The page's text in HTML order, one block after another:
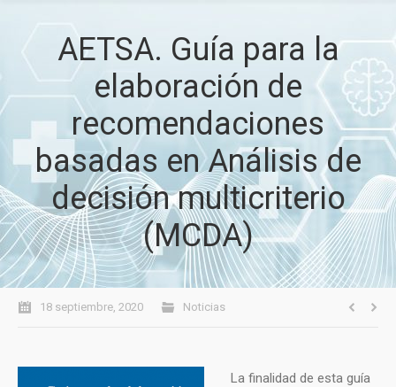
AETSA. Guía para la
elaboración de
recomendaciones
basadas en Análisis de
decisión multicriterio
(MCDA)
18 septiembre, 2020 Noticias
La finalidad de esta guía